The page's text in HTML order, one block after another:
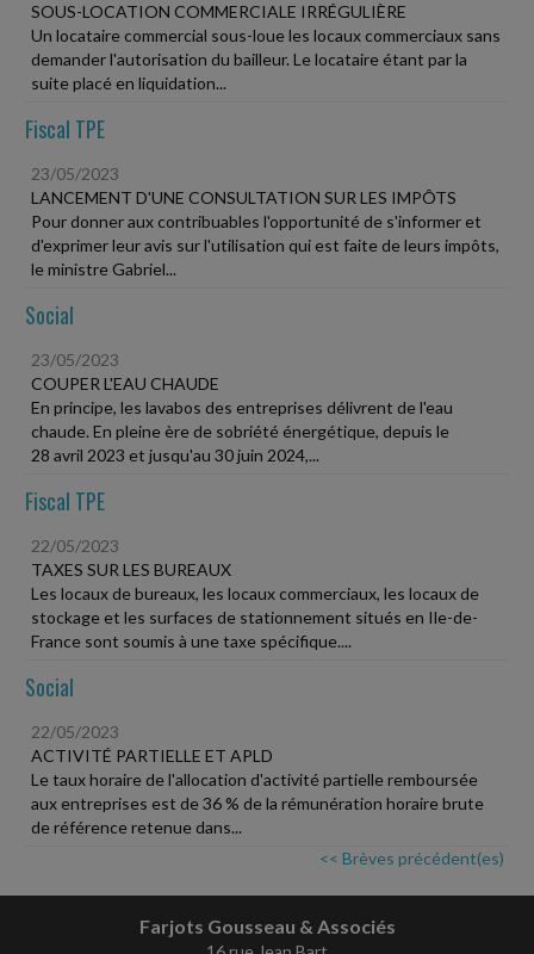
SOUS-LOCATION COMMERCIALE IRRÉGULIÈRE
Un locataire commercial sous-loue les locaux commerciaux sans
demander l'autorisation du bailleur. Le locataire étant par la
suite placé en liquidation...
Fiscal TPE
23/05/2023
LANCEMENT D'UNE CONSULTATION SUR LES IMPÔTS
Pour donner aux contribuables l'opportunité de s'informer et
d'exprimer leur avis sur l'utilisation qui est faite de leurs impôts,
le ministre Gabriel...
Social
23/05/2023
COUPER L'EAU CHAUDE
En principe, les lavabos des entreprises délivrent de l'eau
chaude. En pleine ère de sobriété énergétique, depuis le
28 avril 2023 et jusqu'au 30 juin 2024,...
Fiscal TPE
22/05/2023
TAXES SUR LES BUREAUX
Les locaux de bureaux, les locaux commerciaux, les locaux de
stockage et les surfaces de stationnement situés en Ile-de-
France sont soumis à une taxe spécifique....
Social
22/05/2023
ACTIVITÉ PARTIELLE ET APLD
Le taux horaire de l'allocation d'activité partielle remboursée
aux entreprises est de 36 % de la rémunération horaire brute
de référence retenue dans...
<< Brèves précédent(es)
Farjots Gousseau & Associés